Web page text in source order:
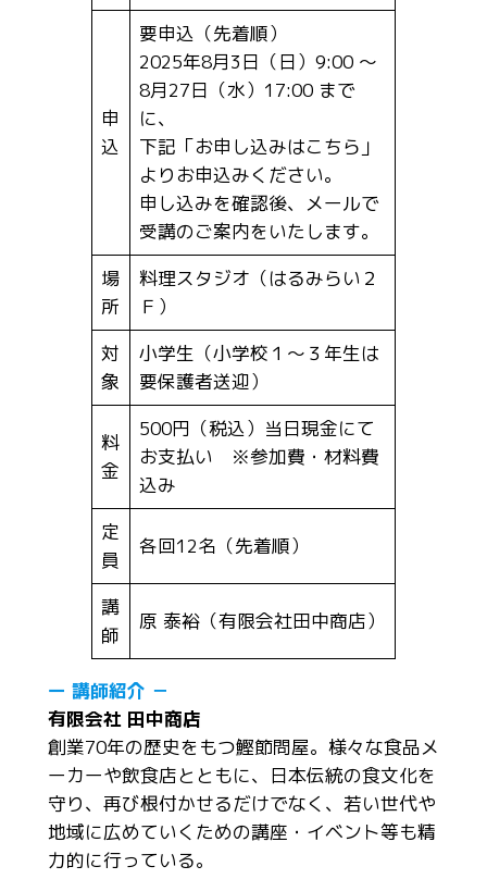
申
込
要申込（先着順）
2025年8月3日（日）9:00 ～
8月27日（水）17:00 まで
に、
下記「お申し込みはこちら」
よりお申込みください。
申し込みを確認後、メールで
受講のご案内をいたします。
場
所
料理スタジオ（はるみらい２
Ｆ）
対
象
小学生（小学校１～３年生は
要保護者送迎）
料
金
500円（税込）当日現金にて
お支払い ※参加費・材料費
込み
定
員
各回12名（先着順）
講
師
原 泰裕（有限会社田中商店）
ー 講師紹介 －
有限会社 田中商店
創業70年の歴史をもつ鰹節問屋。様々な食品メ
ーカーや飲食店とともに、日本伝統の食文化を
守り、再び根付かせるだけでなく、若い世代や
地域に広めていくための講座・イベント等も精
力的に行っている。